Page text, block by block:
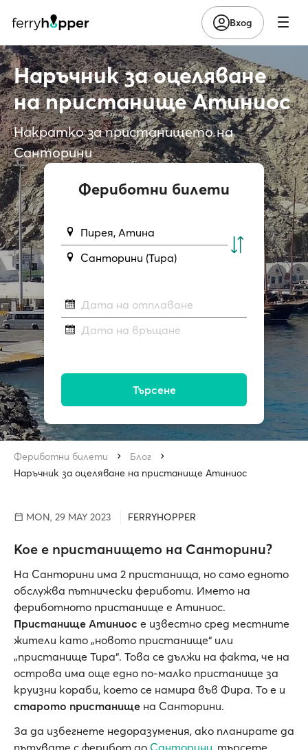
Вход
Наръчник за оцеляване
на пристанище Атиниос
Накратко за пристанището на
Санторини
Фериботни билети
Пирея, Атина
Санторини (Тира)
Дата на отплаване
Дата на връщане
Търсене
Фериботни билети
Блог
Наръчник за оцеляване на пристанище Атиниос
MON, 29 MAY 2023 FERRYHOPPER
Кое е пристанището на Санторини?
На Санторини има 2 пристанища, но само едното
обслужва пътнически фериботи. Името на
фериботното пристанище е Атиниос.
Пристанище Атиниос е известно сред местните
жители като „новото пристанище“ или
„пристанище Тира“. Това се дължи на факта, че на
острова има още едно по-малко пристанище за
круизни кораби, което се намира във Фира. То е и
старото пристанище на Санторини.
За да избегнете недоразумения, ако планирате да
пътувате с ферибот до Санторини, търсете